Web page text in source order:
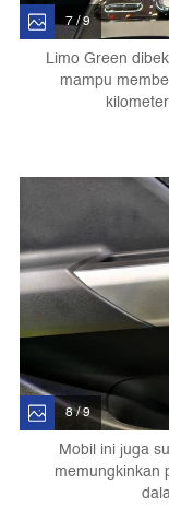
7 / 9
Limo Green
mampu
8 / 9
Mobil ini juga
memungkinkan